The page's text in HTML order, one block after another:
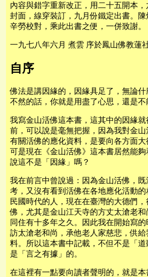
內容與錯字重新改正，用二十五開本
封面，線穿裝訂，九月份鐵定出書。
辛勞校對，乘此出書之便，一併致謝。
一九七八年六月 煮雲 序於鳳山佛教蓮
自序
佛法是講因緣的，因緣具足了，無論什
不然的話，你就是用盡了心思，還是不
我寫金山活佛這本書，這其中的因緣
前，可以說是毫無把握，因為我對金山
有關活佛的應化資料，是要向各方面大
可是現在《金山活佛》這本書居然能
說這不是「因緣」嗎？
我在前言中曾說過：因為金山活佛，
考，又沒有看到活佛在各地應化活動
民國時代的人，現在在臺灣的大德們
佛，尤其是金山江天寺的方丈太滄老
同住有十多年之久。因此我在開始寫
訪太滄老和尚，承他老人家慈悲，供
料。所以這本書中記載，不但不是「
是「言之有據」的。
在這裡有一點要向讀者聲明的，就是